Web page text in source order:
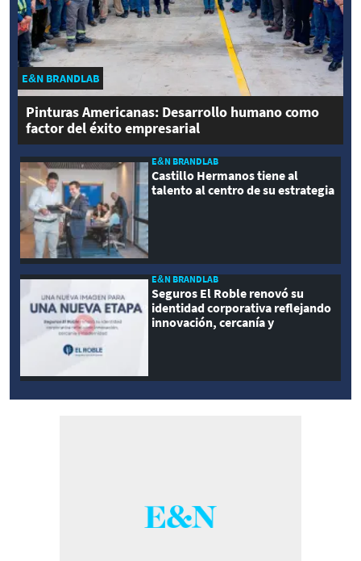
E&N BRANDLAB
Pinturas Americanas: Desarrollo humano como
factor del éxito empresarial
E&N BRANDLAB
Castillo Hermanos tiene al
talento al centro de su estrategia
E&N BRANDLAB
Seguros El Roble renovó su
identidad corporativa reflejando
innovación, cercanía y